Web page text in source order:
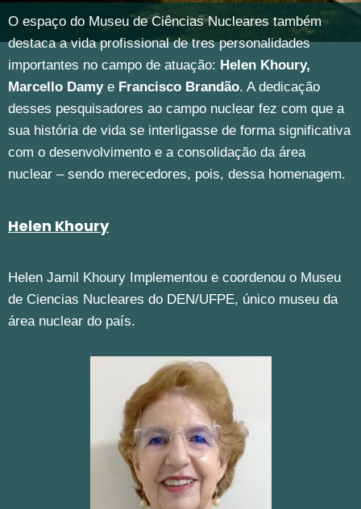
O espaço do Museu de Ciências Nucleares também
destaca a vida profissional de tres personalidades
importantes no campo de atuação: Helen Khoury,
Marcello Damye Francisco Brandão. A dedicação
desses pesquisadores ao campo nuclear fez com que a
sua história de vida se interligasse de forma significativa
com o desenvolvimento e a consolidação da área
nuclear – sendo merecedores, pois, dessa homenagem.
Helen Khoury
Helen Jamil Khoury Implementou e coordenou o Museu
de Ciencias Nucleares do DEN/UFPE, único museu da
área nuclear do país.